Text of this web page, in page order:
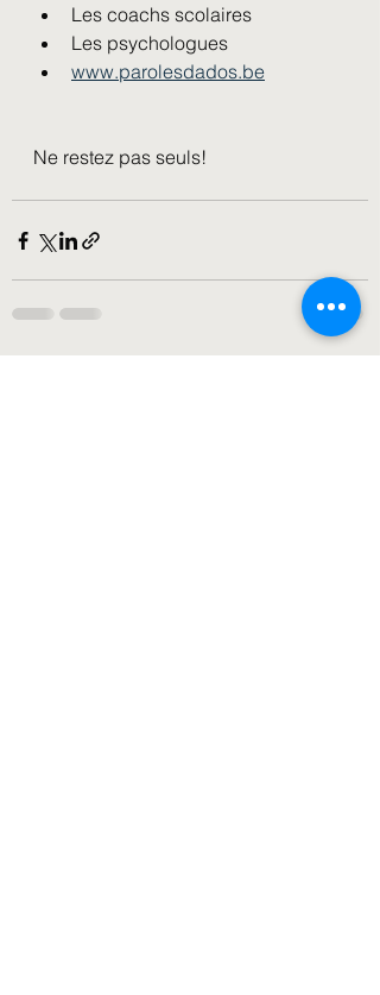
Les coachs scolaires
Les psychologues
www.parolesdados.be
Ne restez pas seuls!